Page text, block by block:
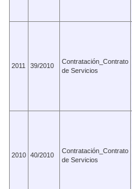
2011 39/2010
Contratación_Contrato
de Servicios
2010 40/2010
Contratación_Contrato
de Servicios